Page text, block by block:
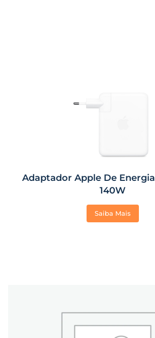
Adaptador Apple De Energia
140W
Saiba Mais